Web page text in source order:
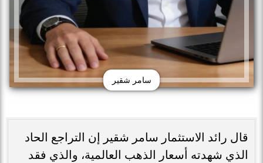
سامر شقير
قال رائد الاستثمار سامر شقير إن التراجع الحاد
الذي شهدته أسعار الذهب العالمية، والذي فقد